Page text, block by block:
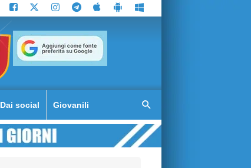
Dai social Giovanili